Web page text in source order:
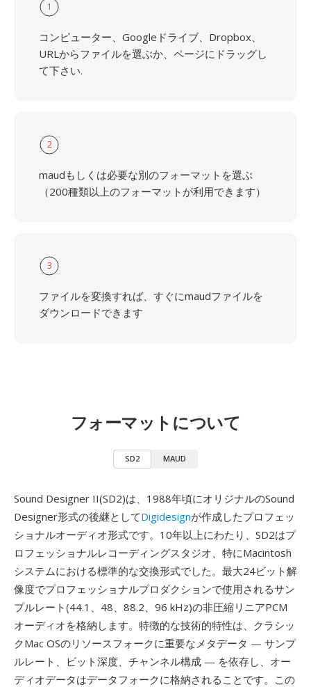
1
コンピューター、Googleドライブ、Dropbox、
URLからファイルを選ぶか、ページにドラッグし
て下さい.
2
maudもしくは必要な別のフォーマットを選ぶ
（200種類以上のフォーマットが利用できます）
3
ファイルを変換すれば、すぐにmaudファイルを
ダウンロードできます
フォーマットについて
SD2 MAUD
Sound Designer II(SD2)は、1988年頃にオリジナルのSound
Designer形式の後継としてDigidesignが作成したプロフェッ
ショナルオーディオ形式です。10年以上にわたり、SD2はプ
ロフェッショナルレコーディングスタジオ、特にMacintosh
システムにおける標準的な交換形式でした。最大24ビット解
像度でプロフェッショナルプロダクションで使用されるサン
プルレート(44.1、48、88.2、96 kHz)の非圧縮リニアPCM
オーディオを格納します。特徴的な技術的特性は、クラシッ
クMac OSのリソースフォークに重要なメタデータ — サンプ
ルレート、ビット深度、チャンネル構成 — を依存し、オー
ディオデータはデータフォークに格納されることです。この